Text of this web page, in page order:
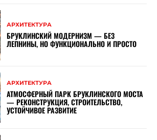
АРХИТЕКТУРА
БРУКЛИНСКИЙ МОДЕРНИЗМ — БЕЗ
ЛЕПНИНЫ, НО ФУНКЦИОНАЛЬНО И ПРОСТО
АРХИТЕКТУРА
АТМОСФЕРНЫЙ ПАРК БРУКЛИНСКОГО МОСТА
— РЕКОНСТРУКЦИЯ, СТРОИТЕЛЬСТВО,
УСТОЙЧИВОЕ РАЗВИТИЕ